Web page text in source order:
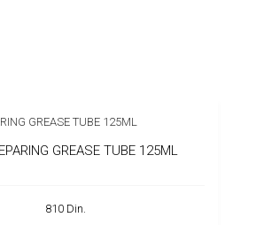
GREASE TUBE 125ML
810 Din.